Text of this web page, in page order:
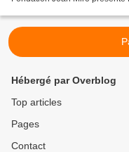
Hébergé par Overblog
Top articles
Pages
Contact